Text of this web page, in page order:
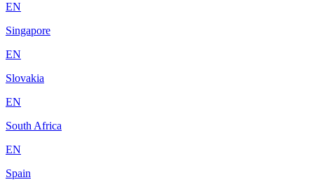
EN
Singapore
EN
Slovakia
EN
South Africa
EN
Spain